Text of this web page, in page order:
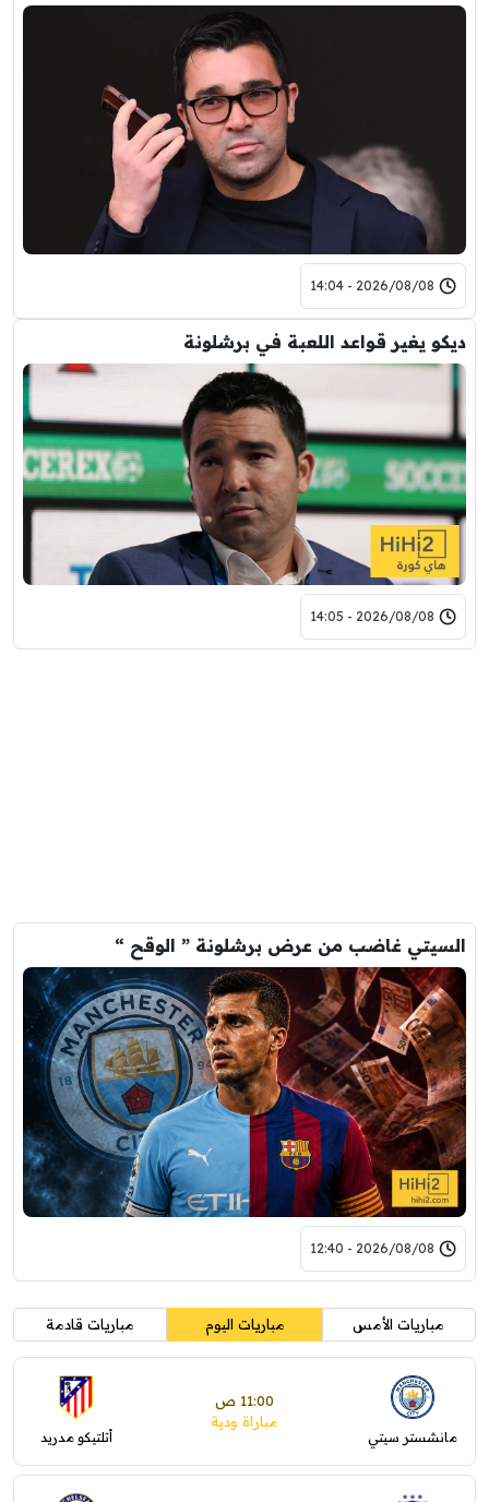
2026/08/08 - 14:04
ديكو يغير قواعد اللعبة في برشلونة
2026/08/08 - 14:05
السيتي غاضب من عرض برشلونة ” الوقح “
2026/08/08 - 12:40
مباريات الأمس مباريات اليوم مباريات قادمة
مانشستر سيتي
11:00 ص
مباراة ودية
أتلتيكو مدريد